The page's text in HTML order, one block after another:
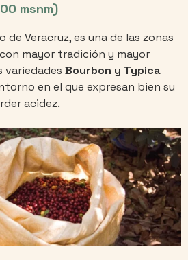
msnm)
de Veracruz, es una de las zonas
mayor tradición y mayor
variedades Bourbon y Typica
en el que expresan bien su
acidez.